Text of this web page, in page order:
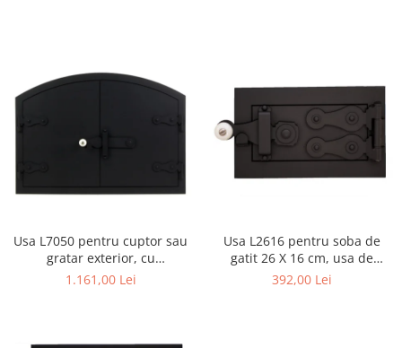
Usa L7050 pentru cuptor sau
gratar exterior, cu
dimensiunile 70 x 50 cm
1.161,00 Lei
Usa L2616 pentru soba de
gatit 26 X 16 cm, usa de
cenusar
392,00 Lei